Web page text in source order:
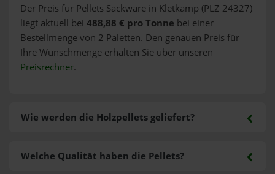
Der Preis für Pellets Sackware in Kletkamp (PLZ 24327)
liegt aktuell bei 488,88 € pro Tonne bei einer
Bestellmenge von 2 Paletten. Den genauen Preis für
Ihre Wunschmenge erhalten Sie über unseren
Preisrechner.
Wie werden die Holzpellets geliefert?
Welche Qualität haben die Pellets?